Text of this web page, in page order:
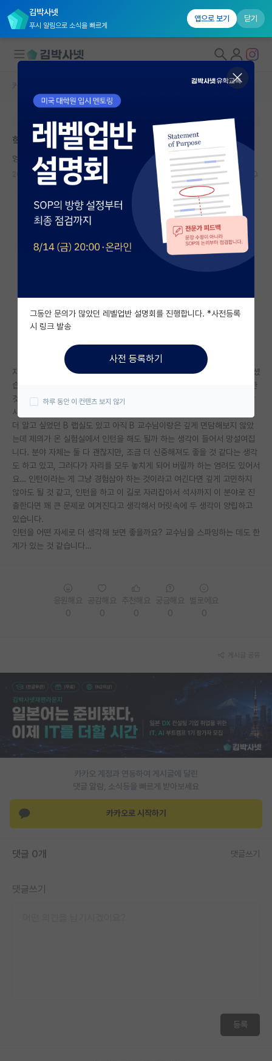
김박사넷
푸시 알림으로 소식을 빠르게
앱으로 보기 닫기
대학원생 모집
국내대학원 정보
연구실&오픈랩
커뮤니티
커뮤니티 홈
전체글보기
베스트 게시판
자유 게시판(아무개랩)
미국 유학 게시판
미국 대학원 합격 후기 게시판
대학원생 모집 게시판
연구실(PI) 홍보 게시판
석박사 채용 정보 게시판
임용 정보 게시판
학부 인턴 게시판
취업 게시판
임용 후기 게시판
학술 정보 게시판
홍보 게시판
커리어
유학교육
반도체 아카데미
재팬라운지 🌸
커뮤니티 홈
본문이 수정되지 않는 박제글입니다.
학부 인턴 제의가 와서 고민이 됩니다.
엉뚱한 맹자
2026.06.15 0 705
자대 교수님과 그 랩실 조교님들께서 랩실에 왔으면 좋겠다고 신호를 보내셨
습니다. 직접적으로 “와라” 이러고 말씀하신 건 아닌데요, 이제 거의 확실한
것을 느끼게 되었습니다. 제가 먼저 가고 싶다고 어필한 건 아니고, 아마 감
사하게도 저를 성실하다고 평가하신 것 같습니다.
더 알고 싶었던 B 랩실도 있고 아직 B 교수님이랑은 깊게 면담해보지 않았
는데 제의가 온 실험실에서 인턴을 해도 될까 하는 생각이 들어서 망설여집
니다. 분야 자체는 둘 다 괜찮지만, 조금 더 신중해져도 좋을 것 같다는 생각
도 하고 있고, 그러다가 자리를 모두 놓치게 되어 버릴까 하는 염려도 있어서
요… 인턴이라는 게 그냥 경험삼아 하는 것이라고 여긴다면 깊게 고민하지
않아도 될 것 같고, 인턴을 하고 이 길로 자리잡아서 석사까지 이 분야로 진
출한다면 꽤 큰 문제로 여겨진다고 생각해서 머릿속에 두 생각이 양립하고
있습니다.
인턴을 어떤 자세로 더 생각해 보면 좋을까요? 교수님을 스파잉하는 데도 한
계가 있는 것 같습니다…
카카오 계정과 연동하여 게시글에 달린
댓글 알람, 소식등을 빠르게 받아보세요
카카오로 시작하기
댓글 0개 댓글쓰기
댓글쓰기
등록
그동안 문의가 많았던 레벨업반 설명회를 진행합니다. *사전등록
시 링크 발송
사전 등록하기
하루 동안 이 컨텐츠 보지 않기